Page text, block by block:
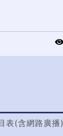
表(含網路廣播)